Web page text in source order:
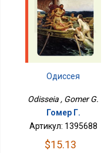
Одиссея
Odisseia , Gomer G.
Гомер Г.
Артикул: 1395688
$15.13